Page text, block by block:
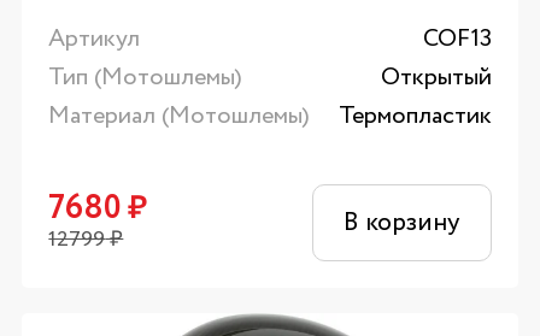
Артикул
COF13
Тип (Мотошлемы)
Открытый
Материал (Мотошлемы)
Термопластик
7680₽
12799₽ В корзину